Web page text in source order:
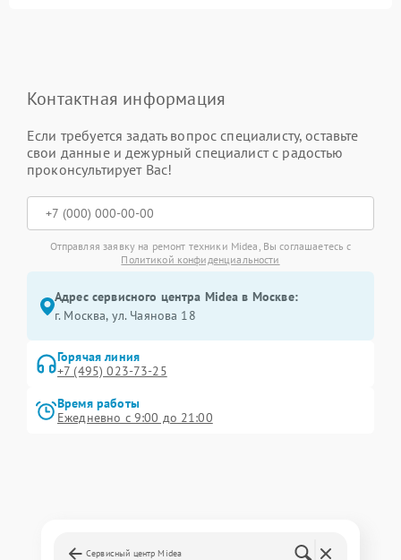
Контактная информация
Если требуется задать вопрос специалисту, оставьте
свои данные и дежурный специалист с радостью
проконсультирует Вас!
Отправляя заявку на ремонт техники Midea, Вы соглашаетесь с
Политикой конфиденциальности
Адрес сервисного центра Midea в Москве:
г. Москва, ул. Чаянова 18
Горячая линия
+7 (495) 023-73-25
Время работы
Ежедневно с 9:00 до 21:00
Сервисный центр Midea